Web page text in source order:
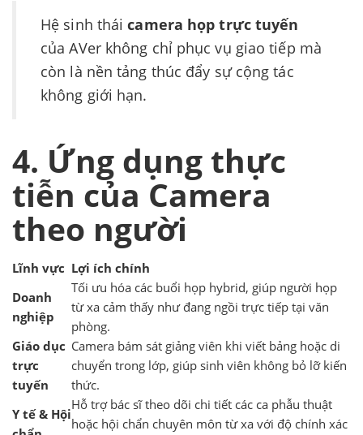
Hệ sinh tháicamera họp trực tuyến
của AVer không chỉ phục vụ giao tiếp mà
còn là nền tảng thúc đẩy sự cộng tác
không giới hạn.
4. Ứng dụng thực
tiễn của Camera
theo người
Lĩnh vực Lợi ích chính
Doanh
nghiệp
Tối ưu hóa các buổi họp hybrid, giúp người họp
từ xa cảm thấy như đang ngồi trực tiếp tại văn
phòng.
Giáo dục
trực
tuyến
Camera bám sát giảng viên khi viết bảng hoặc di
chuyển trong lớp, giúp sinh viên không bỏ lỡ kiến
thức.
Y tế & Hội
Hỗ trợ bác sĩ theo dõi chi tiết các ca phẫu thuật
hoặc hội chẩn chuyên môn từ xa với độ chính xác